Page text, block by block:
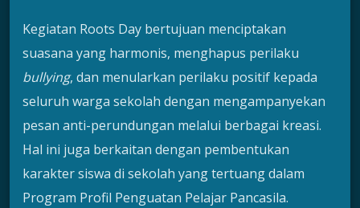
Kegiatan Roots Day bertujuan menciptakan
suasana yang harmonis, menghapus perilaku
bullying, dan menularkan perilaku positif kepada
seluruh warga sekolah dengan mengampanyekan
pesan anti-perundungan melalui berbagai kreasi.
Hal ini juga berkaitan dengan pembentukan
karakter siswa di sekolah yang tertuang dalam
Program Profil Penguatan Pelajar Pancasila.